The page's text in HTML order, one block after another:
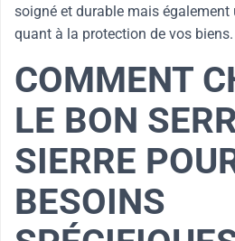
soigné et durable mais également
quant à la protection de vos biens.
COMMENT
LE BON
SIERRE
BESOINS